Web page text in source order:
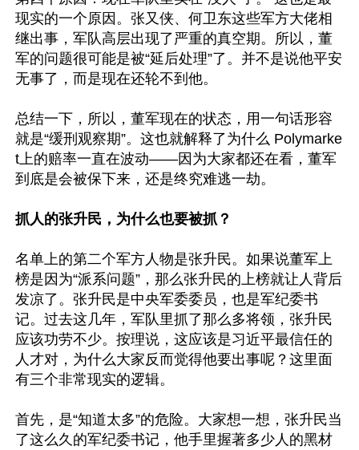
现实的一个原因。张又侠、何卫东这些军方大佬相
继出事，军队高层出现了严重的真空期。所以，董
军的问题很可能是被“延后处理”了。并不是说他平安
无事了，而是现在还轮不到他。
总结一下，所以，董军现在的状态，用一句话形容
就是“缓刑观察期”。这也就解释了为什么 Polymarke
t上的赔率一直在波动——因为大家都还在看，董军
到底是会被保下来，还是终究难逃一劫。
抓人的张升民，为什么也要被抓？
名单上的第二个军方人物是张升民。如果说董军上
榜是因为“派系问题”，那么张升民的上榜就让人背后
发凉了。张升民是中央军委委员，也是军纪委书
记。过去这几年，军队里抓了那么多将领，张升民
应该功劳不少。按理说，这应该是习近平最信任的
人才对，为什么大家反而觉得他要出事呢？这里面
有三个非常现实的逻辑。
首先，是“知道太多”的危险。大家想一想，张升民当
了这么久的军纪委书记，他手里握著多少人的黑材